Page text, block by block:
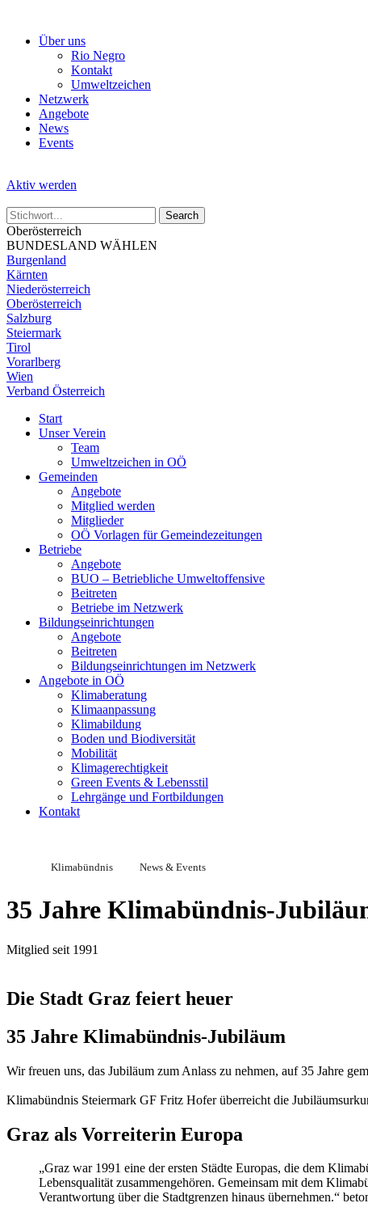
Über uns
Rio Negro
Kontakt
Umweltzeichen
Netzwerk
Angebote
News
Events
Aktiv werden
Oberösterreich
BUNDESLAND WÄHLEN
Burgenland
Kärnten
Niederösterreich
Oberösterreich
Salzburg
Steiermark
Tirol
Vorarlberg
Wien
Verband Österreich
Start
Unser Verein
Team
Umweltzeichen in OÖ
Gemeinden
Angebote
Mitglied werden
Mitglieder
OÖ Vorlagen für Gemeindezeitungen
Betriebe
Angebote
BUO – Betriebliche Umweltoffensive
Beitreten
Betriebe im Netzwerk
Bildungseinrichtungen
Angebote
Beitreten
Bildungseinrichtungen im Netzwerk
Angebote in OÖ
Klimaberatung
Klimaanpassung
Klimabildung
Boden und Biodiversität
Mobilität
Klimagerechtigkeit
Green Events & Lebensstil
Lehrgänge und Fortbildungen
Kontakt
Klimabündnis News & Events
35 Jahre Klimabündnis-
Mitglied seit 1991
Die Stadt Graz feiert heuer
35 Jahre Klimabündnis-Jubiläum
Wir freuen uns, das Jubiläum zum Anlass zu nehmen, auf 35 Jahre
Klimabündnis Steiermark GF Fritz Hofer überreicht die
Graz als Vorreiterin Europa
„Graz war 1991 eine der ersten Städte Europas, die dem
Lebensqualität zusammengehören. Gemeinsam mit dem
Verantwortung über die Stadtgrenzen hinaus übernehmen.“